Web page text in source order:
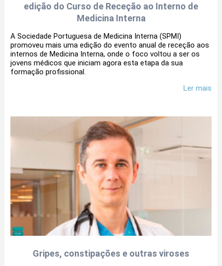
edição do Curso de Receção ao Interno de
Medicina Interna
A Sociedade Portuguesa de Medicina Interna (SPMI)
promoveu mais uma edição do evento anual de receção aos
internos de Medicina Interna, onde o foco voltou a ser os
jovens médicos que iniciam agora esta etapa da sua
formação profissional.
Ler mais
Gripes, constipações e outras viroses